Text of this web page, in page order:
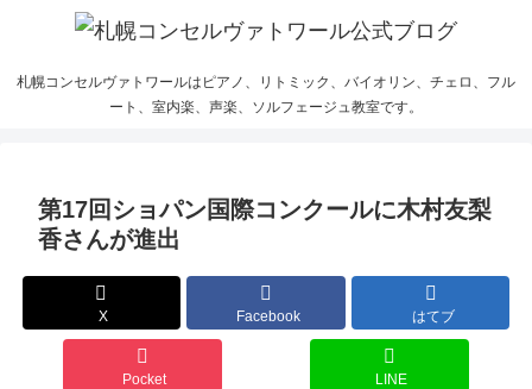
札幌コンセルヴァトワールはピアノ、リトミック、バイオリン、チェロ、フル
ート、室内楽、声楽、ソルフェージュ教室です。
第17回ショパン国際コンクールに木村友梨
香さんが進出
X Facebook はてブ
Pocket LINE